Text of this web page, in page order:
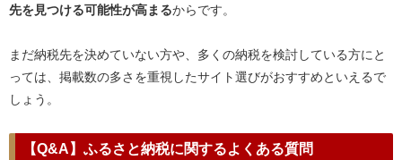
先を見つける可能性が高まるからです。
まだ納税先を決めていない方や、多くの納税を検討している方にと
っては、掲載数の多さを重視したサイト選びがおすすめといえるで
しょう。
【Q&A】ふるさと納税に関するよくある質問